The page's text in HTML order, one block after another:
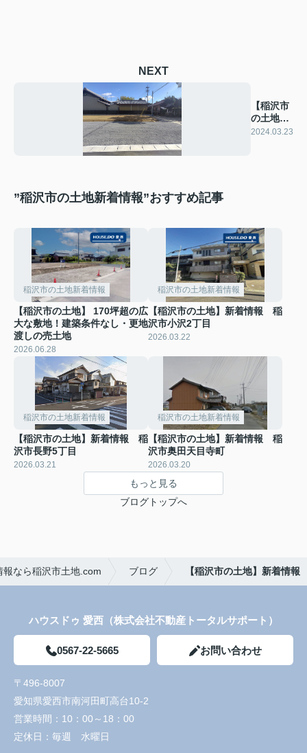
NEXT
【稲沢市
の土地】
新着情報
2024.03.23
”稲沢市の土地新着情報”おすすめ記事
稲沢市の土地新着情報
【稲沢市の土地】 170坪超の広
大な敷地！建築条件なし・更地
渡しの売土地
2026.06.28
稲沢市の土地新着情報
【稲沢市の土地】新着情報 稲
沢市小沢2丁目
2026.03.22
稲沢市の土地新着情報
【稲沢市の土地】新着情報 稲
沢市長野5丁目
2026.03.21
稲沢市の土地新着情報
【稲沢市の土地】新着情報 稲
沢市奥田天目寺町
2026.03.20
もっと見る
ブログトップへ
なら稲沢市土地.com ブログ 【稲沢市の土地】新着情報
ハウスドゥ 愛西（株式会社不動産トータルサポート）
0567-22-5665 お問い合わせ
〒496-8007
愛知県愛西市南河田町高台10-2
営業時間： 10：00～18：00
定休日： 毎週 水曜日